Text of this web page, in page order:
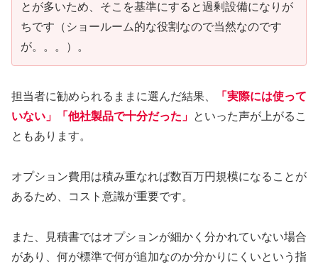
とが多いため、そこを基準にすると過剰設備になりが
ちです（ショールーム的な役割なので当然なのです
が。。。）。
担当者に勧められるままに選んだ結果、
「実際には使って
いない」「他社製品で十分だった」 といった声が上がるこ
ともあります。
オプション費用は積み重なれば数百万円規模になることが
あるため、コスト意識が重要です。
また、見積書ではオプションが細かく分かれていない場合
があり、何が標準で何が追加なのか分かりにくいという指